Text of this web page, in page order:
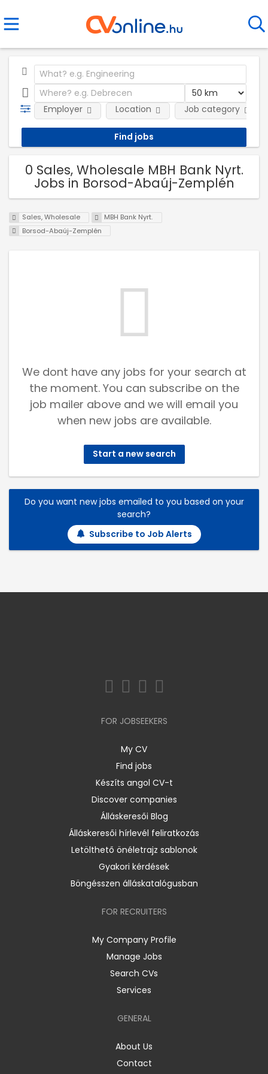
Employer Location Job category
0 Sales, Wholesale MBH Bank Nyrt.
Jobs in Borsod-Abaúj-Zemplén
Sales, Wholesale
MBH Bank Nyrt.
Borsod-Abaúj-Zemplén
We dont have any jobs for your search at
the moment. You can subscribe on the
job mailer above and we will email you
when new jobs are available.
Start a new search
Do you want new jobs emailed to you based on your
search?
Subscribe to Job Alerts
FOR JOBSEEKERS
My CV
Find jobs
Készíts angol CV-t
Discover companies
Álláskeresői Blog
Álláskeresői hírlevél feliratkozás
Letölthető önéletrajz sablonok
Gyakori kérdések
Böngésszen álláskatalógusban
FOR RECRUITERS
My Company Profile
Manage Jobs
Search CVs
Services
GENERAL
About Us
Contact